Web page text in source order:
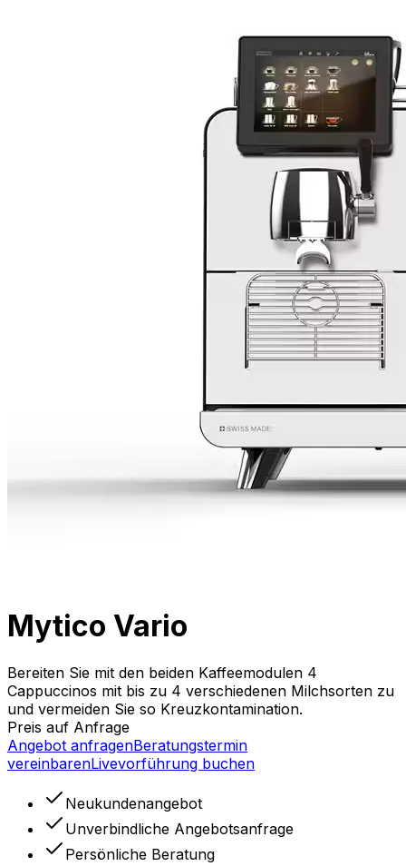
Mytico Vario
Bereiten Sie mit den beiden Kaffeemodulen 4
Cappuccinos mit bis zu 4 verschiedenen Milchsorten zu
und vermeiden Sie so Kreuzkontamination.
Preis auf Anfrage
Angebot anfragenBeratungstermin
vereinbarenLivevorführung buchen
Neukundenangebot
Unverbindliche Angebotsanfrage
Persönliche Beratung